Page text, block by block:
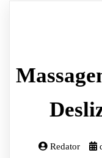
Redator